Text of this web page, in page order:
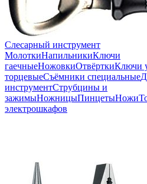
Слесарный инструмент
МолоткиНапильникиКлючи
гаечныеНожовкиОтвёрткиКлючи
торцевыеСъёмники специальные
инструментСтрубцины и
зажимыНожницыПинцетыНожи
электрошкафов